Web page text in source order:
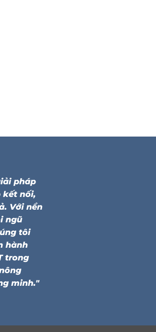
pháp
kết nối,
Với nền
ngũ
tôi
hành
trong
minh."